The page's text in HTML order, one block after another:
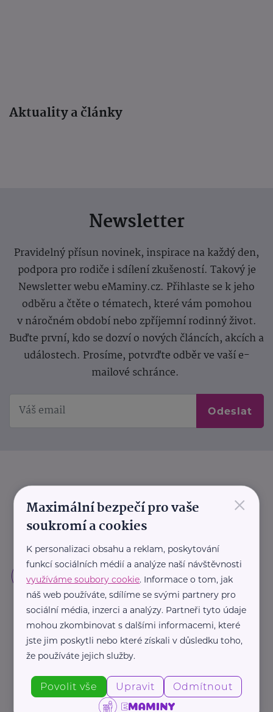
Aktuality a články
Newsletter
Pravidelný přísun novinek, inspirace na každý den,
podpora pro rodiče i sdílení zkušeností. Takový je
Newsletter webu eMaminy.cz. Přihlaste se k jeho
odběru a čtěte o tématech, které vám pomohou
v náročném období nebo zpříjemní rodinný život.
Buďte první, kdo se dozví o nových článcích, akcích a
událostech. Prosíme, potvrďte odběr ve vaší e-
mailové schránce.
Odeslat
×
Maximální bezpečí pro vaše
soukromí a cookies
K personalizaci obsahu a reklam, poskytování
funkcí sociálních médií a analýze naší návštěvnosti
využíváme soubory cookie. Informace o tom, jak
náš web používáte, sdílíme se svými partnery pro
sociální média, inzerci a analýzy. Partneři tyto údaje
mohou zkombinovat s dalšími informacemi, které
jste jim poskytli nebo které získali v důsledku toho,
že používáte jejich služby.
Povolit vše Upravit Odmítnout